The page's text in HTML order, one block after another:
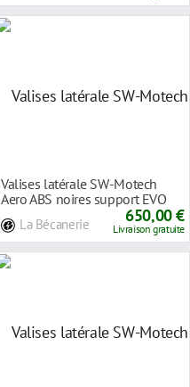
Valises latérale SW-Motech
Aero ABS noires support EVO
La Bécanerie 650,00 €
Livraison gratuite